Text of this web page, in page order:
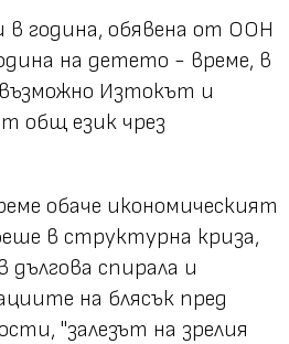
в година, обявена от ООН
на детето - време, в
Изтокът и
общ език чрез
обаче икономическият
в структурна криза,
дългова спирала и
на блясък пред
"залезът на зрелия